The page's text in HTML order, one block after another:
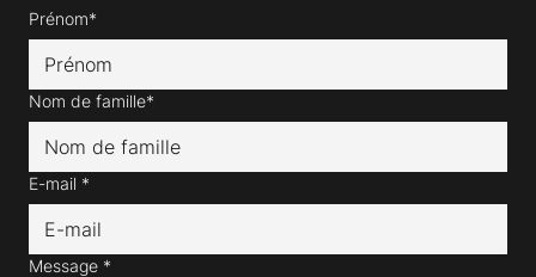
Prénom*
Nom de famille*
E-mail *
Message *